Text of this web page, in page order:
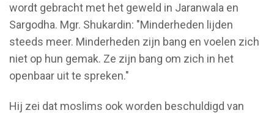
wordt gebracht met het geweld in Jaranwala en
Sargodha. Mgr. Shukardin: "Minderheden lijden
steeds meer. Minderheden zijn bang en voelen zich
niet op hun gemak. Ze zijn bang om zich in het
openbaar uit te spreken."
Hij zei dat moslims ook worden beschuldigd van